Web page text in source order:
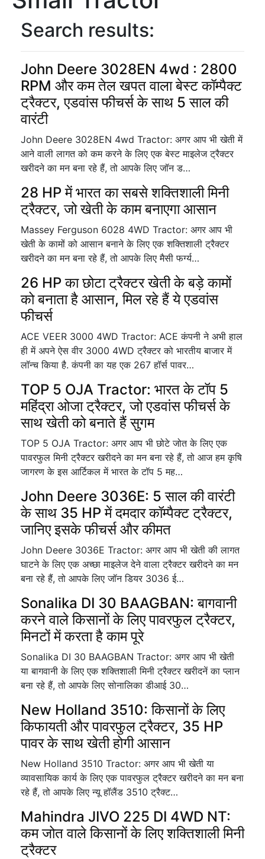
Search results:
John Deere 3028EN 4wd : 2800
RPM और कम तेल खपत वाला बेस्ट कॉम्पैक्ट
ट्रैक्टर, एडवांस फीचर्स के साथ 5 साल की
वारंटी
John Deere 3028EN 4wd Tractor: अगर आप भी खेती में
आने वाली लागत को कम करने के लिए एक बेस्ट माइलेज ट्रैक्टर
खरीदने का मन बना रहे हैं, तो आपके लिए जॉन ड…
28 HP में भारत का सबसे शक्तिशाली मिनी
ट्रैक्टर, जो खेती के काम बनाएगा आसान
Massey Ferguson 6028 4WD Tractor: अगर आप भी
खेती के कामों को आसान बनाने के लिए एक शक्तिशाली ट्रैक्टर
खरीदने का मन बना रहे हैं, तो आपके लिए मैसी फर्ग्य…
26 HP का छोटा ट्रैक्टर खेती के बड़े कामों
को बनाता है आसान, मिल रहे हैं ये एडवांस
फीचर्स
ACE VEER 3000 4WD Tractor: ACE कंपनी ने अभी हाल
ही में अपने ऐस वीर 3000 4WD ट्रैक्टर को भारतीय बाजार में
लॉन्च किया है. कंपनी का यह एक 267 हॉर्स पावर…
TOP 5 OJA Tractor: भारत के टॉप 5
महिंद्रा ओजा ट्रैक्टर, जो एडवांस फीचर्स के
साथ खेती को बनाते हैं सुगम
TOP 5 OJA Tractor: अगर आप भी छोटे जोत के लिए एक
पावरफुल मिनी ट्रैक्टर खरीदने का मन बना रहे हैं, तो आज हम कृषि
जागरण के इस आर्टिकल में भारत के टॉप 5 मह…
John Deere 3036E: 5 साल की वारंटी
के साथ 35 HP में दमदार कॉम्पैक्ट ट्रैक्टर,
जानिए इसके फीचर्स और कीमत
John Deere 3036E Tractor: अगर आप भी खेती की लागत
घाटने के लिए एक अच्छा माइलेज देने वाला ट्रैक्टर खरीदने का मन
बना रहे हैं, तो आपके लिए जॉन डियर 3036 ई…
Sonalika DI 30 BAAGBAN: बागवानी
करने वाले किसानों के लिए पावरफुल ट्रैक्टर,
मिनटों में करता है काम पूरे
Sonalika DI 30 BAAGBAN Tractor: अगर आप भी खेती
या बागवानी के लिए एक शक्तिशाली मिनी ट्रैक्टर खरीदनें का प्लान
बना रहे हैं, तो आपके लिए सोनालिका डीआई 30…
New Holland 3510: किसानों के लिए
किफायती और पावरफुल ट्रैक्टर, 35 HP
पावर के साथ खेती होगी आसान
New Holland 3510 Tractor: अगर आप भी खेती या
व्यावसायिक कार्य के लिए एक पावरफुल ट्रैक्टर खरीदने का मन बना
रहे हैं, तो आपके लिए न्यू हॉलैंड 3510 ट्रैक्ट…
Mahindra JIVO 225 DI 4WD NT:
कम जोत वाले किसानों के लिए शक्तिशाली मिनी
ट्रैक्टर